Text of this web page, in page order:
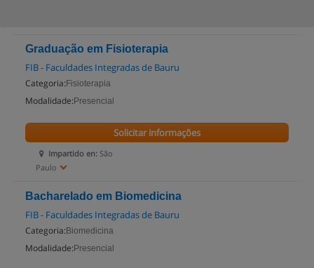
Graduação em Fisioterapia
FIB - Faculdades Integradas de Bauru
Categoria: Fisioterapia
Modalidade: Presencial
Impartido en: São
Paulo
Solicitar informações
Bacharelado em Biomedicina
FIB - Faculdades Integradas de Bauru
Categoria: Biomedicina
Modalidade: Presencial